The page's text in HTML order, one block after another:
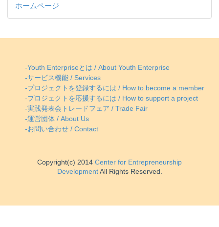
ホームページ
-Youth Enterpriseとは / About Youth Enterprise
-サービス機能 / Services
-プロジェクトを登録するには / How to become a member
-プロジェクトを応援するには / How to support a project
-実践発表会トレードフェア / Trade Fair
-運営団体 / About Us
-お問い合わせ / Contact
Copyright(c) 2014 Center for Entrepreneurship
DevelopmentAll Rights Reserved.